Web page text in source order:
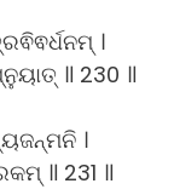
।
॥ 230 ॥
।
॥ 231 ॥